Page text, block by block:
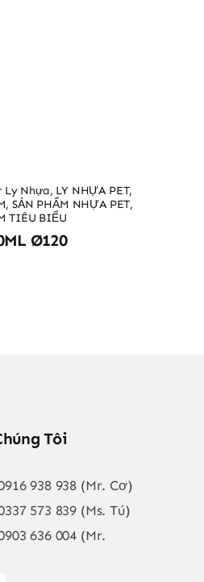
Ly Nhựa, LY NHỰA PET,
,SẢN PHẨM NHỰA PET,
TIÊU BIỂU
Ø120
Tôi
938 938 (Mr. Cơ)
573 839 (Ms. Tú)
636 004 (Mr.